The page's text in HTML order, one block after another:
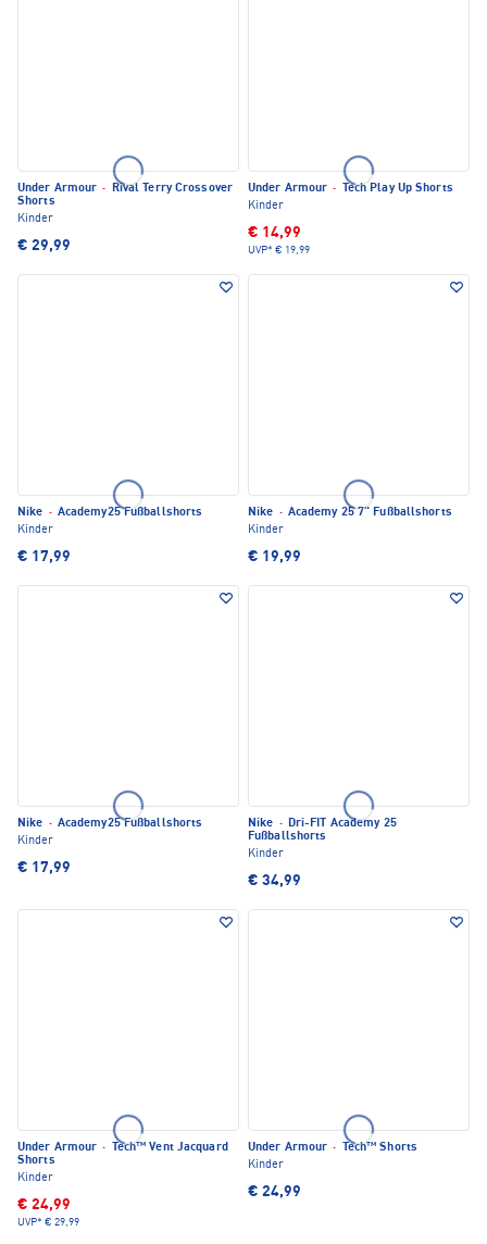
Under Armour ·
Rival Terry Crossover
Shorts
Kinder
€ 29,99
Under Armour ·
Tech Play Up Shorts
Kinder
€ 14,99
UVP* € 19,99
Nike · Academy25 Fußballshorts
Kinder
€ 17,99
Nike · Academy 25 7" Fußballshorts
Kinder
€ 19,99
Nike · Academy25 Fußballshorts
Kinder
€ 17,99
Nike · Dri-FIT Academy 25
Fußballshorts
Kinder
€ 34,99
Under Armour ·
Tech™ Vent Jacquard
Shorts
Kinder
€ 24,99
UVP* € 29,99
Under Armour ·
Tech™ Shorts
Kinder
€ 24,99